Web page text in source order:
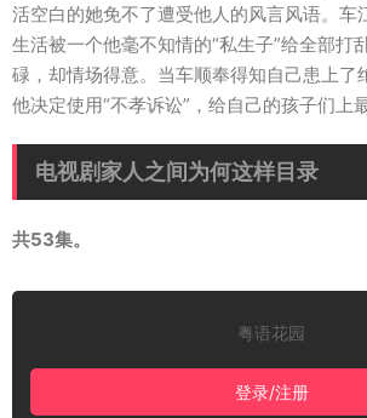
活空白的她免不了遭受他人的风言风语。车
生活被一个他毫不知情的“私生子”给全部打
碌，却情场得意。当车顺奉得知自己患上了
他决定使用“不孝诉讼”，给自己的孩子们上
电视剧家人之间为何这样目录
共53集。
粤语花园
登录/注册